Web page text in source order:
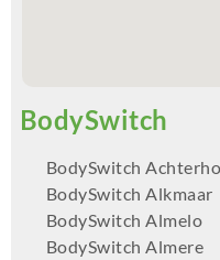
BodySwitch
BodySwitch Alkmaar
BodySwitch Almelo
BodySwitch Almere